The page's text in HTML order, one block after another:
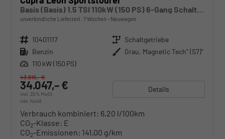
Basis (Basis) 1.5 TSI 110kW (150 PS) 6-Gang Schaltgetriebe
unverbindliche Lieferzeit: 7 Wochen Neuwagen
Fahrzeugnr. 10401117 Getriebe Schaltgetriebe
Kraftstoff Benzin Außenfarbe Grau, Magnetic Tech" (S7)"
Leistung 110 kW (150 PS)
34.047,– €
incl. 20% MwSt.
inkl. NoVA
43.816,– €
Details
Verbrauch kombiniert: 6,20 l/100km
CO2-Klasse: E
CO2-Emissionen: 141,00 g/km